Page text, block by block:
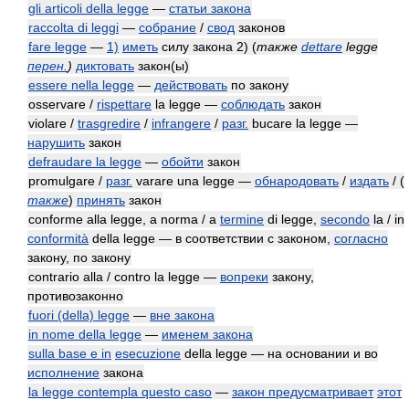
gli articoli della legge — статьи закона
raccolta di leggi — собрание / свод законов
fare legge — 1) иметь силу закона 2) (также dettare legge
перен. ) диктовать закон(ы)
essere nella legge — действовать по закону
osservare / rispettare la legge — соблюдать закон
violare / trasgredire / infrangere / разг. bucare la legge —
нарушить закон
defraudare la legge — обойти закон
promulgare / разг. varare una legge — обнародовать / издать / (
также) принять закон
conforme alla legge, a norma / a termine di legge, secondo la / in
conformità della legge — в соответствии с законом, согласно
закону, по закону
contrario alla / contro la legge — вопреки закону,
противозаконно
fuori (della) legge — вне закона
in nome della legge — именем закона
sulla base e in esecuzione della legge — на основании и во
исполнение закона
la legge contempla questo caso — закон предусматривает этот